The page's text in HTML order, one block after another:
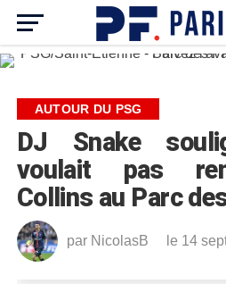
AUTOUR DU PSG
DJ Snake
voulait pas
Collins au Parc
par NicolasB le 14